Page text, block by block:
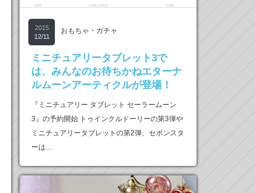
2015
12/11
おもちゃ・ガチャ
ミニチュアリータブレット3で
は、みんなのお待ちかねエターナ
ルムーンアーティクルが登場！
『ミニチュアリー タブレット セーラームーン
3』の予約開始 トゥインクルドーリーの第3弾や
ミニチュアリータブレットの第2弾、セボンスタ
ーは…